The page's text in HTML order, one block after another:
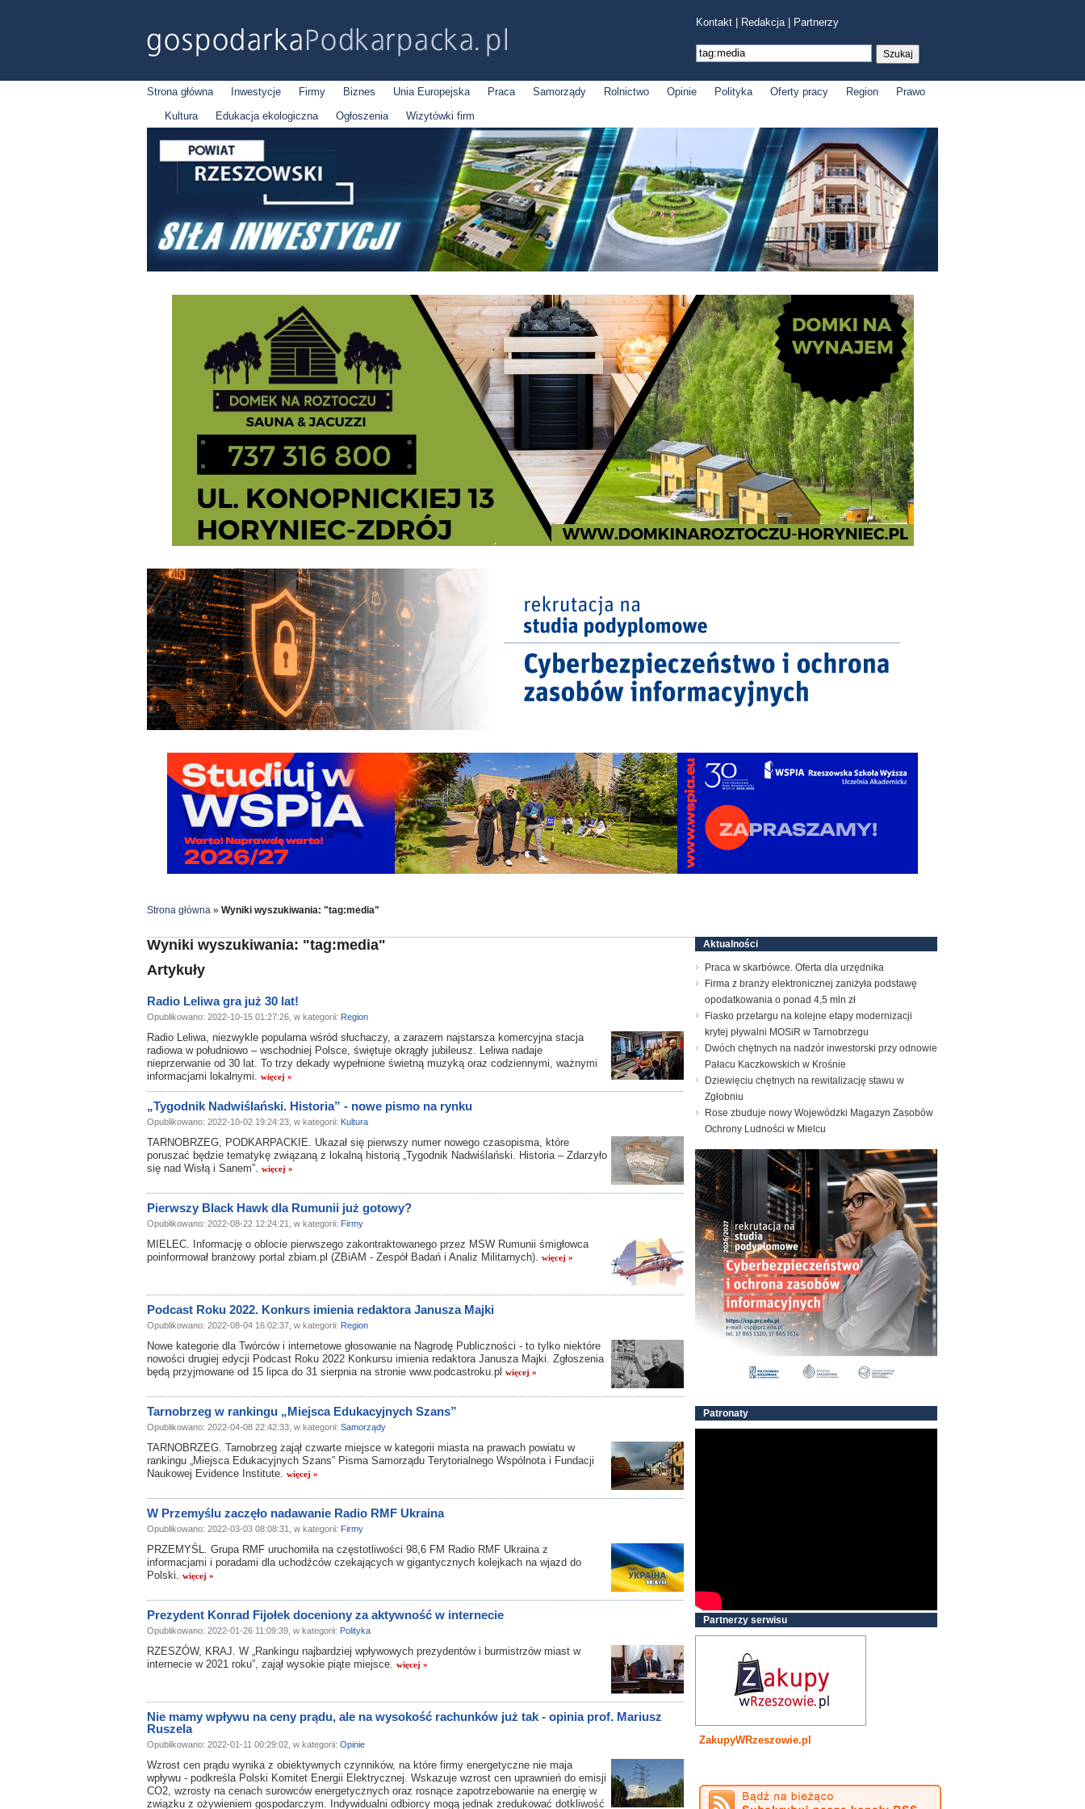
Kontakt Redakcja| Partnerzy
Strona główna Inwestycje Firmy Biznes Unia Europejska Praca Samorządy Rolnictwo Opinie Polityka Oferty pracy Region
Prawo
Kultura
Edukacja ekologiczna Ogłoszenia Wizytówki firm
Strona główna » Wyniki wyszukiwania: "tag:media"
Wyniki wyszukiwania: "tag:media"
Artykuły
Radio Leliwa gra już 30 lat!
Opublikowano: 2022-10-15 01:27:26, w kategorii: Region
Radio Leliwa, niezwykle popularna wśród słuchaczy, a zarazem najstarsza komercyjna stacja
radiowa w południowo – wschodniej Polsce, świętuje okrągły jubileusz. Leliwa nadaje
nieprzerwanie od 30 lat. To trzy dekady wypełnione świetną muzyką oraz codziennymi, ważnymi
informacjami lokalnymi. więcej »
„Tygodnik Nadwiślański. Historia” - nowe pismo na rynku
Opublikowano: 2022-10-02 19:24:23, w kategorii: Kultura
TARNOBRZEG, PODKARPACKIE. Ukazał się pierwszy numer nowego czasopisma, które
poruszać będzie tematykę związaną z lokalną historią „Tygodnik Nadwiślański. Historia – Zdarzyło
się nad Wisłą i Sanem”. więcej »
Pierwszy Black Hawk dla Rumunii już gotowy​?
Opublikowano: 2022-08-22 12:24:21, w kategorii: Firmy
MIELEC. Informację o oblocie pierwszego zakontraktowanego przez MSW Rumunii śmigłowca
poinformował branżowy portal zbiam.pl (ZBiAM - Zespół Badań i Analiz Militarnych). więcej »
Podcast Roku 2022. Konkurs imienia redaktora Janusza Majki
Opublikowano: 2022-08-04 16:02:37, w kategorii: Region
Nowe kategorie dla Twórców i internetowe głosowanie na Nagrodę Publiczności - to tylko niektóre
nowości drugiej edycji Podcast Roku 2022 Konkursu imienia redaktora Janusza Majki. Zgłoszenia
będą przyjmowane od 15 lipca do 31 sierpnia na stronie www.podcastroku.pl więcej »
Tarnobrzeg w rankingu „Miejsca Edukacyjnych Szans”
Opublikowano: 2022-04-08 22:42:33, w kategorii: Samorządy
TARNOBRZEG. Tarnobrzeg zajął czwarte miejsce w kategorii miasta na prawach powiatu w
rankingu „Miejsca Edukacyjnych Szans” Pisma Samorządu Terytorialnego Wspólnota i Fundacji
Naukowej Evidence Institute. więcej »
W Przemyślu zaczęło nadawanie Radio RMF Ukraina
Opublikowano: 2022-03-03 08:08:31, w kategorii: Firmy
PRZEMYŚL. Grupa RMF uruchomiła na częstotliwości 98,6 FM Radio RMF Ukraina z
informacjami i poradami dla uchodźców czekających w gigantycznych kolejkach na wjazd do
Polski. więcej »
Prezydent Konrad Fijołek doceniony za aktywność w internecie
Opublikowano: 2022-01-26 11:09:39, w kategorii: Polityka
RZESZÓW, KRAJ. W „Rankingu najbardziej wpływowych prezydentów i burmistrzów miast w
internecie w 2021 roku”, zajął wysokie piąte miejsce. więcej »
Nie mamy wpływu na ceny prądu, ale na wysokość rachunków już tak - opinia prof. Mariusz
Ruszela
Opublikowano: 2022-01-11 00:29:02, w kategorii: Opinie
Wzrost cen prądu wynika z obiektywnych czynników, na które firmy energetyczne nie maja
wpływu - podkreśla Polski Komitet Energii Elektrycznej. Wskazuje wzrost cen uprawnień do emisji
CO2, wzrosty na cenach surowców energetycznych oraz rosnące zapotrzebowanie na energię w
związku z ożywieniem gospodarczym. Indywidualni odbiorcy mogą jednak zredukować dotkliwość
Aktualności
Praca w skarbówce. Oferta dla urzędnika
Firma z branży elektronicznej zaniżyła podstawę
opodatkowania o ponad 4,5 mln zł
Fiasko przetargu na kolejne etapy modernizacji
krytej pływalni MOSiR w Tarnobrzegu
Dwóch chętnych na nadzór inwestorski przy odnowie
Pałacu Kaczkowskich w Krośnie
Dziewięciu chętnych na rewitalizację stawu w
Zgłobniu
Rose zbuduje nowy Wojewódzki Magazyn Zasobów
Ochrony Ludności w Mielcu
Patronaty
Partnerzy serwisu
ZakupyWRzeszowie.pl